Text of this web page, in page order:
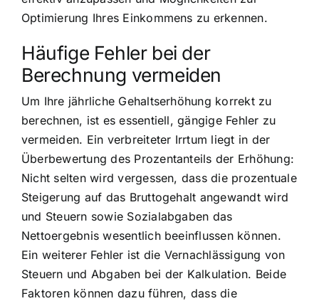
Optimierung Ihres Einkommens zu erkennen.
Häufige Fehler bei der
Berechnung vermeiden
Um Ihre jährliche Gehaltserhöhung korrekt zu
berechnen, ist es essentiell, gängige Fehler zu
vermeiden. Ein verbreiteter Irrtum liegt in der
Überbewertung des Prozentanteils der Erhöhung:
Nicht selten wird vergessen, dass die prozentuale
Steigerung auf das Bruttogehalt angewandt wird
und Steuern sowie Sozialabgaben das
Nettoergebnis wesentlich beeinflussen können.
Ein weiterer Fehler ist die Vernachlässigung von
Steuern und Abgaben bei der Kalkulation. Beide
Faktoren können dazu führen, dass die